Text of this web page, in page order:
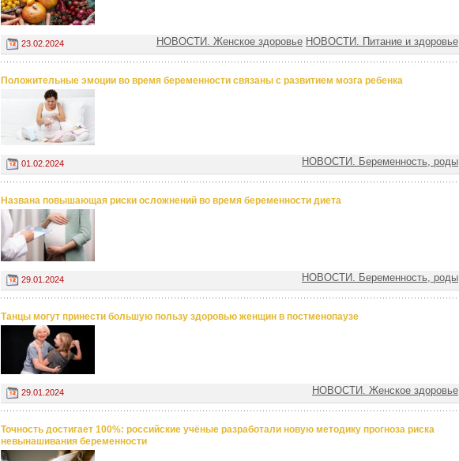
23.02.2024 НОВОСТИ. Женское здоровье НОВОСТИ. Питание и здоровье
Положительные эмоции во время беременности связаны с развитием мозга ребенка
01.02.2024 НОВОСТИ. Беременность, роды
Названа повышающая риски осложнений во время беременности диета
29.01.2024 НОВОСТИ. Беременность, роды
Танцы могут принести большую пользу здоровью женщин в постменопаузе
29.01.2024 НОВОСТИ. Женское здоровье
Точность достигает 100%: российские учёные разработали новую методику прогноза риска
невынашивания беременности